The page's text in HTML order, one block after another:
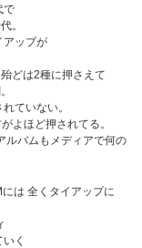
で
。
アップが
どは2種に押さえて
ていない。
よほど押されてる。
ルバムもメディアで何の
は 全くタイアップに
く